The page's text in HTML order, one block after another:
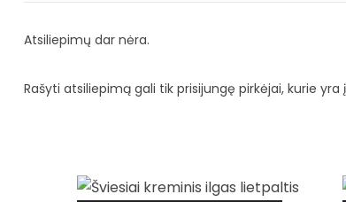
Atsiliepimų dar nėra.
Rašyti atsiliepimą gali tik prisijungę pirkėjai, kurie yra